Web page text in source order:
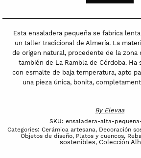
quantity
Esta ensaladera pequeña se fabrica
un taller tradicional de Almería. La
de origen natural, procedente de la zona
también de La Rambla de Córdoba. Ha
con esmalte de baja temperatura, apto
una pieza única, bonita,
By Elevaa
SKU: ensaladera-alta-
Categories: Cerámica artesana, Decoración
Objetos de diseño, Platos y cuencos,
sostenibles, Colección